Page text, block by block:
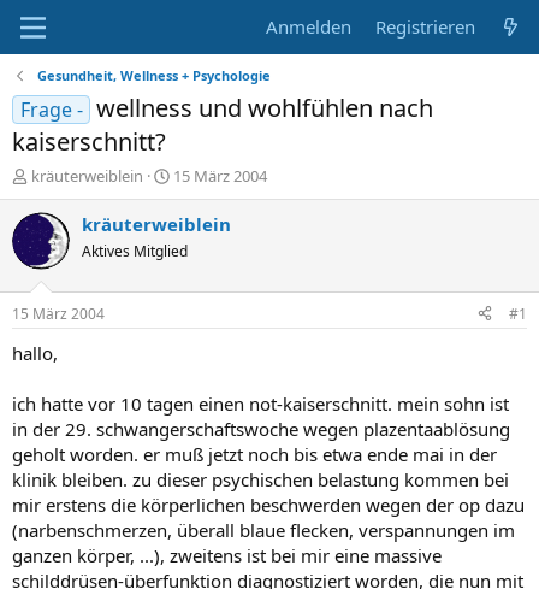
Anmelden Registrieren
Gesundheit, Wellness + Psychologie
Frage - wellness und wohlfühlen nach
kaiserschnitt?
E
r
s
t
e
e
r
kräuterweiblein
E
r
s
e
t
15 März 2004
kräuterweiblein
Aktives Mitglied
15 März 2004 #1
hallo,
ich hatte vor 10 tagen einen not-kaiserschnitt. mein sohn ist
in der 29. schwangerschaftswoche wegen plazentaablösung
geholt worden. er muß jetzt noch bis etwa ende mai in der
klinik bleiben. zu dieser psychischen belastung kommen bei
mir erstens die körperlichen beschwerden wegen der op dazu
(narbenschmerzen, überall blaue flecken, verspannungen im
ganzen körper, ...), zweitens ist bei mir eine massive
schilddrüsen-überfunktion diagnostiziert worden, die nun mit